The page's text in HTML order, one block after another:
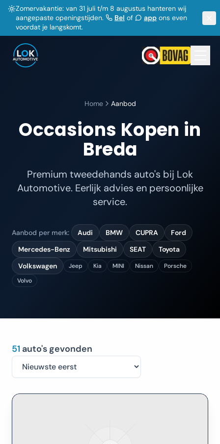
Zomervakantie: van 31 juli t/m 8 augustus hanteren wij
aangepaste openingstijden.
Bel of app ons even
voordat je langskomt.
Home Aanbod
Occasions Kopen in
Breda
Premium tweedehands auto's bij Lok
Automotive. Eerlijk advies en persoonlijke
service.
Aanbod per merk: Audi BMW CUPRA
Ford
Mercedes-Benz
Mitsubishi SEAT
Toyota
Volkswagen
Jeep Kia MINI Nissan
Porsche
Volvo
51 auto's gevonden